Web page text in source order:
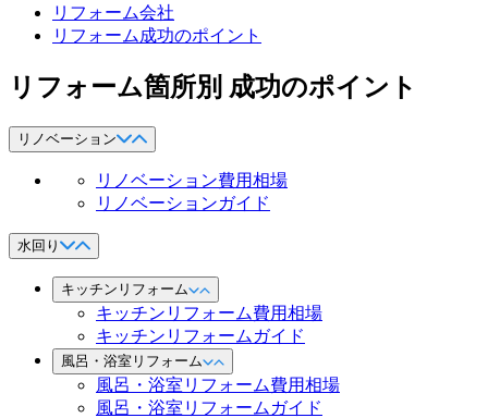
リフォーム会社
リフォーム成功のポイント
リフォーム箇所別 成功のポイント
リノベーション
リノベーション費用相場
リノベーションガイド
水回り
キッチンリフォーム
キッチンリフォーム費用相場
キッチンリフォームガイド
風呂・浴室リフォーム
風呂・浴室リフォーム費用相場
風呂・浴室リフォームガイド